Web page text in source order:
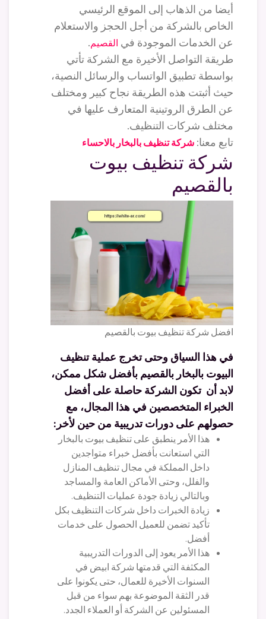
أيضا من الذهاب إلى الموقع الرئيسي
الخاص بالشركة من أجل الحجز والاستعلام
عن الخدمات الموجودة في القصيم.
طريقة التواصل الأخيرة مع الشركة تأتي
بواسطة تطبيق الواتساب والرسائل النصية،
حيث أثبتت هذه الطريقة نجاح كبير ومختلف
عن الطرق الروتينية المتعارف عليها في
مختلف شركات التنظيف.
تابع معنا: شركة تنظيف بالبخار بالاحساء
شركة تنظيف بيوت
بالقصيم
افضل شركة تنظيف بيوت بالقصيم
في هذا السياق وحتى تخرج عملية تنظيف
البيوت بالبخار بالقصيم بأفضل شكل ممكن،
لابد أن تكون الشركة حاصلة على أفضل
الخبراء المتخصصين في هذا المجال، مع
حصولهم على دورات تدريبية من حين لأخر:
هذا الأمر ينطبق على تنظيف بيوت بالبخار
التي استعانت بأفضل خبراء متواجدين
داخل المملكة في مجال تنظيف المنازل
والفلل، وحتى الأماكن العامة والمساجد
وبالتالي زيادة جودة عمليات التنظيف.
زيادة الخبرات داخل شركات التنظيف بكل
تأكيد تضمن للعميل الحصول على خدمات
أفضل.
هذا الأمر يعود إلى الدورات التدريبية
المكثفة التي قدمتها شركة ابيض في
السنوات الأخيرة للعمال، حتى يكونوا على
قدر الثقة الموضوعة بهم سواء من قبل
المسئولين عن الشركة أو العملاء الجدد.